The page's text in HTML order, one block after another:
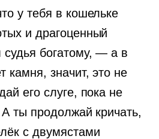
у тебя в кошельке
и драгоценный
богатому, — а в
камня, значит, это не
его слуге, пока не
ты продолжай кричать,
с двумястами